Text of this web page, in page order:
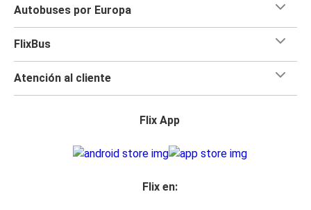
Autobuses por Europa
FlixBus
Atención al cliente
Flix App
Flix en: